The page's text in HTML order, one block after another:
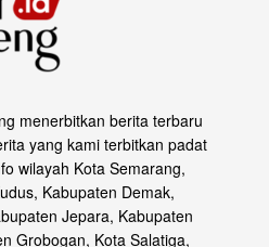
menerbitkan berita terbaru
yang kami terbitkan padat
wilayah Kota Semarang,
Kabupaten Demak,
Jepara, Kabupaten
Grobogan, Kota Salatiga,